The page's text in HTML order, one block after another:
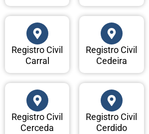
Registro Civil
Carral
Registro Civil
Cedeira
Registro Civil
Cerceda
Registro Civil
Cerdido